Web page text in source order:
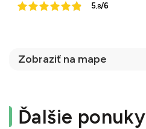
5,8/6
Zobraziť na mape
Ďalšie